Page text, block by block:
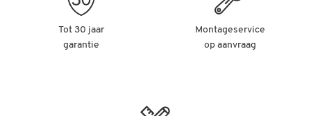
Tot 30 jaar
garantie
Montageservice
op aanvraag